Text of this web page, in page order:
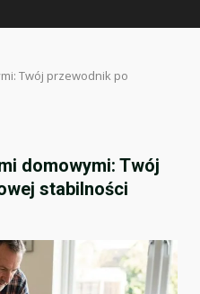
Twój przewodnik po
domowymi: Twój
stabilności